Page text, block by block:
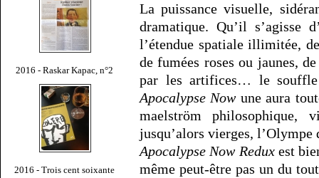
2016 - Raskar Kapac, n°2
2016 - Trois cent soixante
La puissance visuelle,
dramatique. Qu’il s’agisse
l’étendue spatiale illimitée,
de fumées roses ou jaunes,
par les artifices… le souffle
Apocalypse Nowune aura
maelström philosophique,
jusqu’alors vierges, l’Olympe
Apocalypse Now Reduxest
même peut-être pas un du